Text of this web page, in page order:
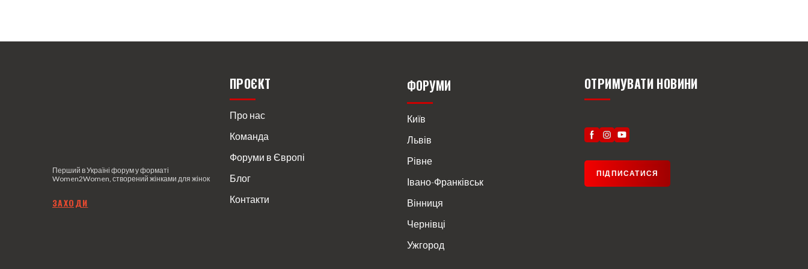
Перший в Україні форум у форматі
Women2Women, створений жінками для жінок
ЗАХОДИ
ПРОЄКТ
Про нас
Команда
Форуми в Європі
Блог
Контакти
ФОРУМИ
Київ
Львів
Рівне
Івано-Франківськ
Вінниця
Чернівці
Ужгород
ОТРИМУВАТИ НОВИНИ
ПІДПИСАТИСЯ